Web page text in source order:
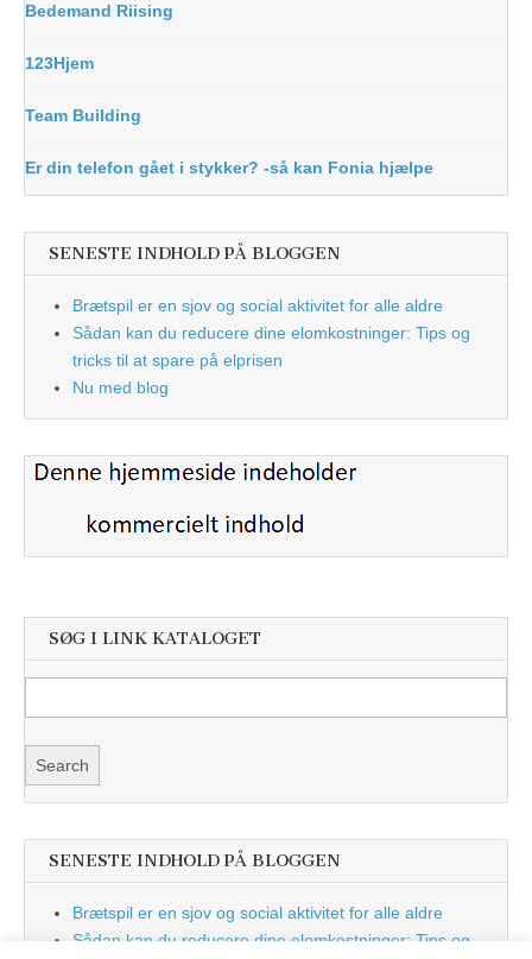
Bedemand Riising
123Hjem
Team Building
Er din telefon gået i stykker? -så kan Fonia hjælpe
SENESTE INDHOLD PÅ BLOGGEN
Brætspil er en sjov og social aktivitet for alle aldre
Sådan kan du reducere dine elomkostninger: Tips og
tricks til at spare på elprisen
Nu med blog
SØG I LINK KATALOGET
SENESTE INDHOLD PÅ BLOGGEN
Brætspil er en sjov og social aktivitet for alle aldre
Sådan kan du reducere dine elomkostninger: Tips og